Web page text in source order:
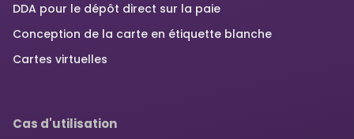
DDA pour le dépôt direct sur la paie
Conception de la carte en étiquette blanche
Cartes virtuelles
Cas d'utilisation